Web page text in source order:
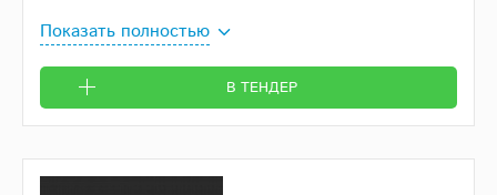
Показать полностью
В ТЕНДЕР